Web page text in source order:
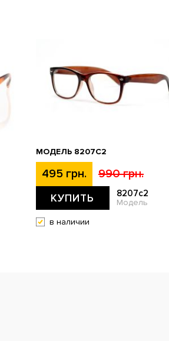
МОДЕЛЬ 8207C2
495 грн. 990 грн.
КУПИТЬ 8207c2
Модель
в наличии